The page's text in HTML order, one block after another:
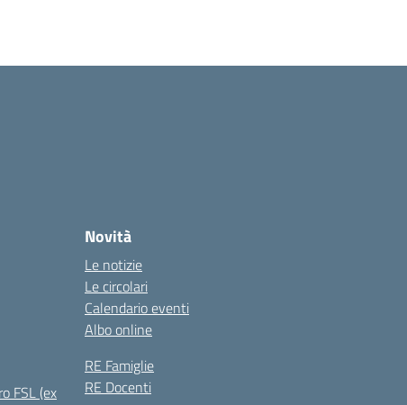
FSL (ex
Novità
Le notizie
Le circolari
Calendario eventi
Albo online
RE Famiglie
RE Docenti